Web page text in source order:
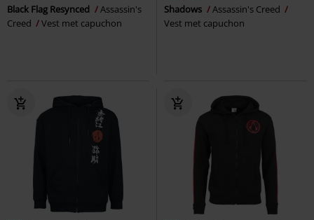
Black Flag Resynced
Assassin's
Creed
Vest met capuchon
Shadows
Assassin's Creed
Vest met capuchon